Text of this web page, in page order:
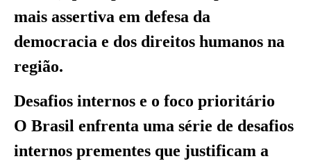
mais assertiva em defesa da
democracia e dos direitos humanos na
região.
Desafios internos e o foco prioritário
O Brasil enfrenta uma série de desafios
internos prementes que justificam a